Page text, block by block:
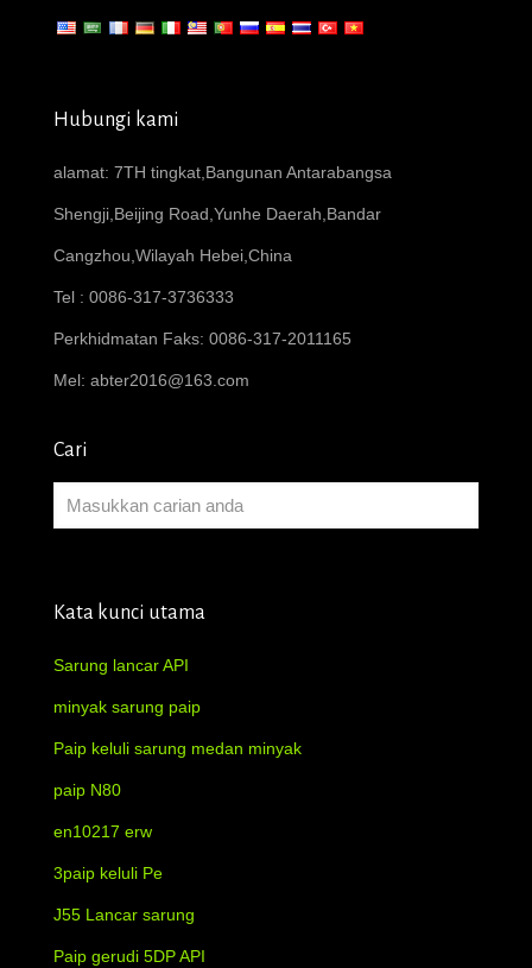
Hubungi kami
alamat: 7TH tingkat,Bangunan Antarabangsa
Shengji,Beijing Road,Yunhe Daerah,Bandar
Cangzhou,Wilayah Hebei,China
Tel : 0086-317-3736333
Perkhidmatan Faks: 0086-317-2011165
Mel: abter2016@163.com
Cari
Kata kunci utama
Sarung lancar API
minyak sarung paip
Paip keluli sarung medan minyak
paip N80
en10217 erw
3paip keluli Pe
J55 Lancar sarung
Paip gerudi 5DP API